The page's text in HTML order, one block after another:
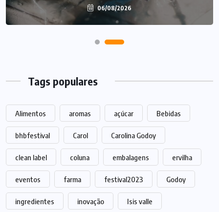
06/08/2026
Tags populares
Alimentos aromas açúcar Bebidas
bhbfestival Carol Carolina Godoy
clean label coluna embalagens ervilha
eventos farma festival2023 Godoy
ingredientes inovação Isis valle